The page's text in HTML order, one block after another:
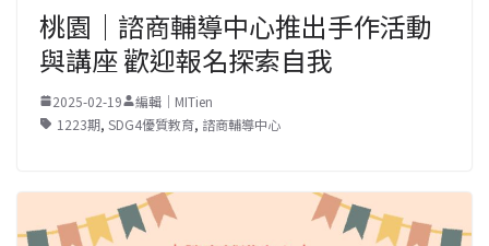
桃園｜諮商輔導中心推出手作活動
與講座 歡迎報名探索自我
2025-02-19
編輯｜MITien
1223期, SDG4優質教育, 諮商輔導中心